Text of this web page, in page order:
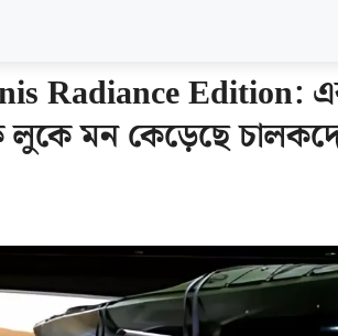
Radiance Edition:
লুকে মন কেড়েছে